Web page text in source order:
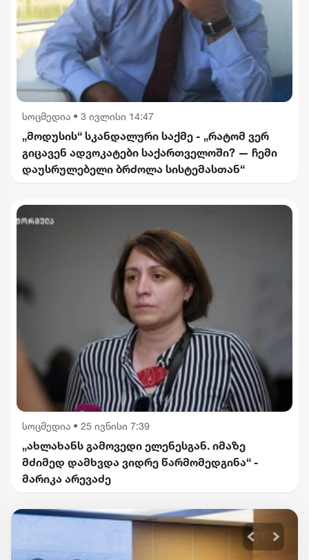
სოცმედია • 3 ივლისი 14:47
„მოდუსის“ სკანდალური საქმე - „რატომ ვერ
გიცავენ ადვოკატები საქართველოში? — ჩემი
დაუსრულებელი ბრძოლა სისტემასთან“
სოცმედია • 25 ივნისი 7:39
„ახლახანს გამოვედი ელენესგან. იმაზე
მძიმედ დამხვდა ვიდრე წარმომედგინა“ -
მარიკა არევაძე